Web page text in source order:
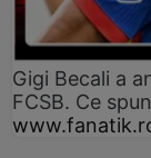
Gigi Becali a
FCSB. Ce